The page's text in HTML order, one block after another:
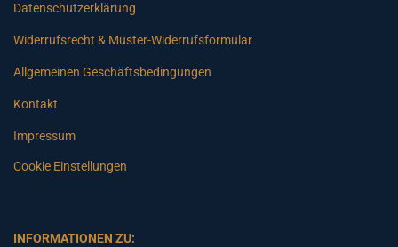
Datenschutzerklärung
Widerrufsrecht & Muster-Widerrufsformular
Allgemeinen Geschäftsbedingungen
Kontakt
Impressum
Cookie Einstellungen
INFORMATIONEN ZU: